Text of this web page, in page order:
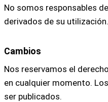
No somos responsables
derivados de su utilización.
Cambios
Nos reservamos el
en cualquier momento.
ser publicados.